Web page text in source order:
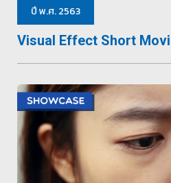
ปี พ.ศ. 2563
Visual Effect Short